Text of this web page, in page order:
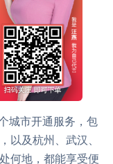
城市开通服务，包
以及杭州、武汉、
何地，都能享受便